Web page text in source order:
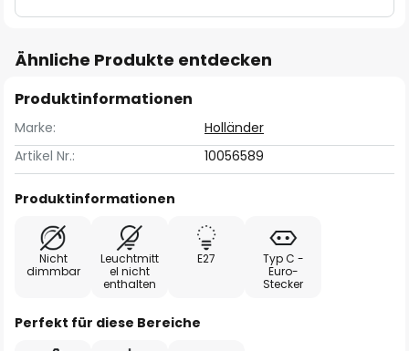
Ähnliche Produkte entdecken
Produktinformationen
Marke:
Holländer
Artikel Nr.:
10056589
Produktinformationen
Nicht
dimmbar
Leuchtmitt
el nicht
enthalten
E27
Typ C -
Euro-
Stecker
Perfekt für diese Bereiche